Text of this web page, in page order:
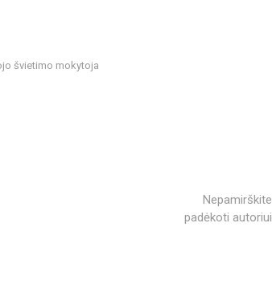
švietimo mokytoja
Nepamirškite
padėkoti autoriui